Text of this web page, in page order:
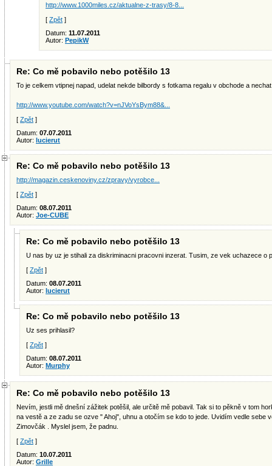
http://www.1000miles.cz/aktualne-z-trasy/8-8...
[ Zpět ]
Datum: 11.07.2011
Autor: PepikW
Re: Co mě pobavilo nebo potěšilo 13
To je celkem vtipnej napad, udelat nekde bilbordy s fotkama regalu v obchode a
http://www.youtube.com/watch?v=nJVoYsBym88&...
[ Zpět ]
Datum: 07.07.2011
Autor: lucierut
Re: Co mě pobavilo nebo potěšilo 13
http://magazin.ceskenoviny.cz/zpravy/vyrobce...
[ Zpět ]
Datum: 08.07.2011
Autor: Joe-CUBE
Re: Co mě pobavilo nebo potěšilo 13
U nas by uz je stihali za diskriminacni pracovni inzerat. Tusim, ze vek uchazece o
[ Zpět ]
Datum: 08.07.2011
Autor: lucierut
Re: Co mě pobavilo nebo potěšilo 13
Uz ses prihlasil?
[ Zpět ]
Datum: 08.07.2011
Autor: Murphy
Re: Co mě pobavilo nebo potěšilo 13
Nevím, jestli mě dnešní zážitek potěšil, ale určitě mě pobavil. Tak si to pěkně v tom
na vestě a ze zadu se ozve " Ahoj", uhnu a otočím se kdo to jede. Uvidím vedle sebe
Zimovčák . Myslel jsem, že padnu.
[ Zpět ]
Datum: 10.07.2011
Autor: Grille